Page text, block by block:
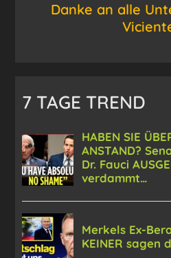
Danke an alle
7 TAGE TREND